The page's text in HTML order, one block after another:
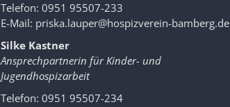
Telefon: 0951 95507-233
E-Mail: priska.lauper@hospizverein-bamberg.de
Silke Kastner
Ansprechpartnerin für Kinder- und
Jugendhospizarbeit
Telefon: 0951 95507-234